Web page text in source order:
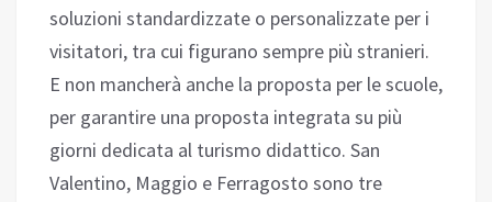
soluzioni standardizzate o personalizzate per i
visitatori, tra cui figurano sempre più stranieri.
E non mancherà anche la proposta per le scuole,
per garantire una proposta integrata su più
giorni dedicata al turismo didattico. San
Valentino, Maggio e Ferragosto sono tre